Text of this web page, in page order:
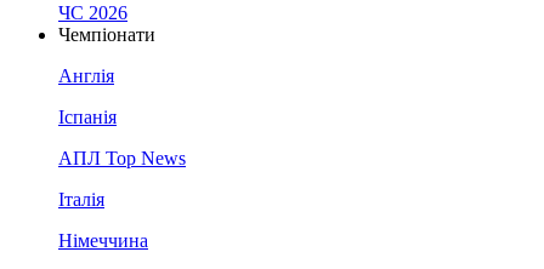
ЧС 2026
Чемпіонати
Англія
Іспанія
АПЛ Top News
Італія
Німеччина